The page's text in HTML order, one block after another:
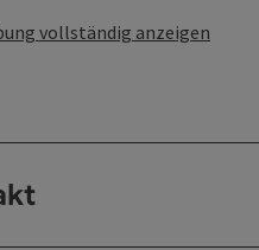
vollständig anzeigen